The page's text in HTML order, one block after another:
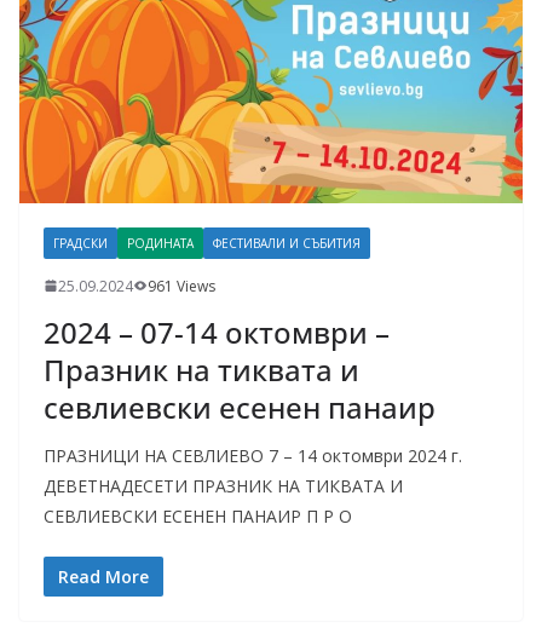
ГРАДСКИ РОДИНАТА ФЕСТИВАЛИ И СЪБИТИЯ
25.09.2024 961 Views
2024 – 07-14 октомври –
Празник на тиквата и
севлиевски есенен панаир
ПРАЗНИЦИ НА СЕВЛИЕВО 7 – 14 октомври 2024 г.
ДЕВЕТНАДЕСЕТИ ПРАЗНИК НА ТИКВАТА И
СЕВЛИЕВСКИ ЕСЕНЕН ПАНАИР П Р О
Read More